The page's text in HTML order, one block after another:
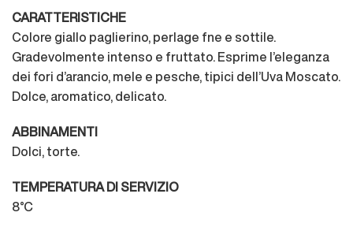
CARATTERISTICHE
Colore giallo paglierino, perlage fne e sottile.
Gradevolmente intenso e fruttato. Esprime l’eleganza
dei fori d’arancio, mele e pesche, tipici dell’Uva Moscato.
Dolce, aromatico, delicato.
ABBINAMENTI
Dolci, torte.
TEMPERATURA DI SERVIZIO
8°C